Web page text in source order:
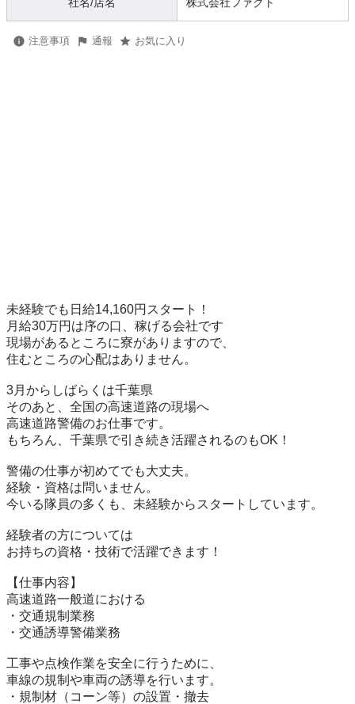
注意事項 通報 お気に入り
未経験でも日給14,160円スタート！
月給30万円は序の口、稼げる会社です
現場があるところに寮がありますので、
住むところの心配はありません。
3月からしばらくは千葉県
そのあと、全国の高速道路の現場へ
高速道路警備のお仕事です。
もちろん、千葉県で引き続き活躍されるのもOK！
警備の仕事が初めてでも大丈夫。
経験・資格は問いません。
今いる隊員の多くも、未経験からスタートしています。
経験者の方については
お持ちの資格・技術で活躍できます！
【仕事内容】
高速道路一般道における
・交通規制業務
・交通誘導警備業務
工事や点検作業を安全に行うために、
車線の規制や車両の誘導を行います。
・規制材（コーン等）の設置・撤去